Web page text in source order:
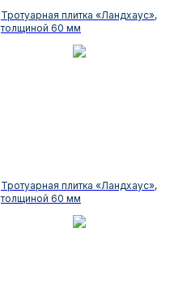
Тротуарная плитка «Ландхаус»,
толщиной 60 мм
Тротуарная плитка «Ландхаус»,
толщиной 60 мм